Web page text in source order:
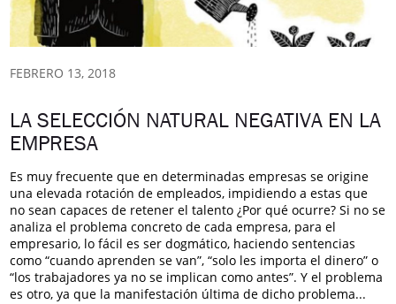
FEBRERO 13, 2018
LA SELECCIÓN NATURAL NEGATIVA EN LA
EMPRESA
Es muy frecuente que en determinadas empresas se origine
una elevada rotación de empleados, impidiendo a estas que
no sean capaces de retener el talento ¿Por qué ocurre? Si no se
analiza el problema concreto de cada empresa, para el
empresario, lo fácil es ser dogmático, haciendo sentencias
como “cuando aprenden se van”, “solo les importa el dinero” o
“los trabajadores ya no se implican como antes”. Y el problema
es otro, ya que la manifestación última de dicho problema...